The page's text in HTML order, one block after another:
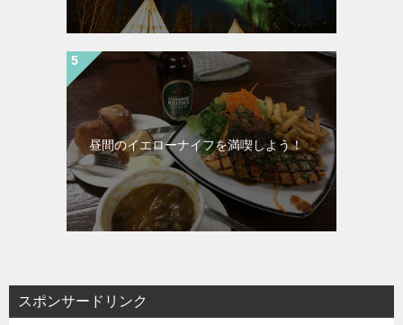
昼間のイエローナイフを満喫しよう！
スポンサードリンク